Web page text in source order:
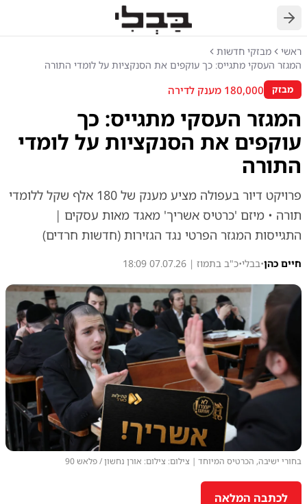
חזרה
ראשי
מבזקי חדשות
המגזר העסקי מתגייס: כך עוקפים את הסנקציות על לומדי התורה
מבזק 180,000 מענק לדירה
המגזר העסקי מתגייס: כך
עוקפים את הסנקציות על לומדי
התורה
פרויקט דיור בעפולה מציע מענק של 180 אלף שקל ללומדי
תורה • מיזם 'כרטיס אשריך' מאגד מאות עסקים |
התגייסות המגזר הפרטי נגד הגזירות (חדשות חרדים)
חיים כהן•בבלי•כ"ב בתמוז | 07.07.26 18:09
בחורי ישיבה, הכרטיס המיוחד | צילום: צילום: אורן נחשון / פלאש 90
לכתבה המלאה